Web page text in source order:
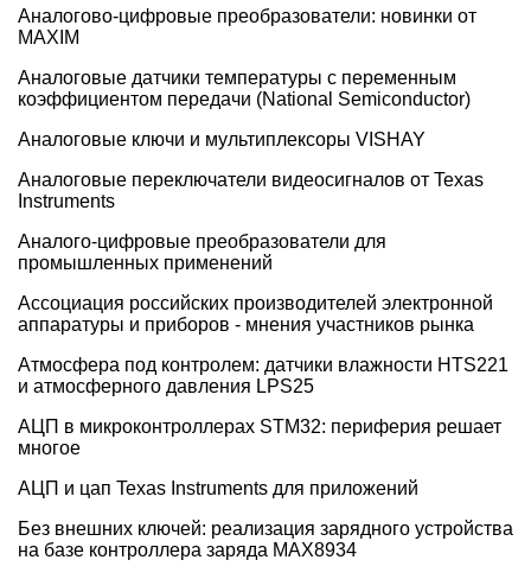
Аналогово-цифровые преобразователи: новинки от
MAXIM
Аналоговые датчики температуры с переменным
коэффициентом передачи (National Semiconductor)
Аналоговые ключи и мультиплексоры VISHAY
Аналоговые переключатели видеосигналов от Texas
Instruments
Аналого-цифровые преобразователи для
промышленных применений
Ассоциация российских производителей электронной
аппаратуры и приборов - мнения участников рынка
Атмосфера под контролем: датчики влажности HTS221
и атмосферного давления LPS25
АЦП в микроконтроллерах STM32: периферия решает
многое
АЦП и цап Texas Instruments для приложений
Без внешних ключей: реализация зарядного устройства
на базе контроллера заряда MAX8934